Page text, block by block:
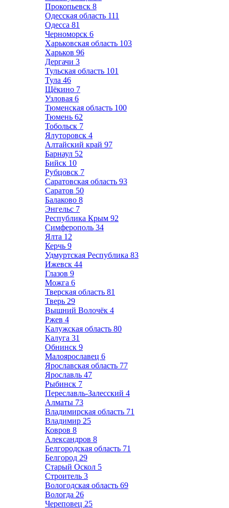
Прокопьевск 8
Одесская область 111
Одесса 81
Черноморск 6
Харьковская область 103
Харьков 96
Дергачи 3
Тульская область 101
Тула 46
Щёкино 7
Узловая 6
Тюменская область 100
Тюмень 62
Тобольск 7
Ялуторовск 4
Алтайский край 97
Барнаул 52
Бийск 10
Рубцовск 7
Саратовская область 93
Саратов 50
Балаково 8
Энгельс 7
Республика Крым 92
Симферополь 34
Ялта 12
Керчь 9
Удмуртская Республика 83
Ижевск 44
Глазов 9
Можга 6
Тверская область 81
Тверь 29
Вышний Волочёк 4
Ржев 4
Калужская область 80
Калуга 31
Обнинск 9
Малоярославец 6
Ярославская область 77
Ярославль 47
Рыбинск 7
Переславль-Залесский 4
Алматы 73
Владимирская область 71
Владимир 25
Ковров 8
Александров 8
Белгородская область 71
Белгород 29
Старый Оскол 5
Строитель 3
Вологодская область 69
Вологда 26
Череповец 25